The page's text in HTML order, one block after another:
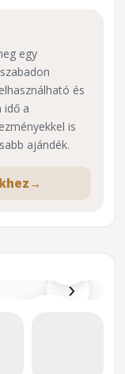
›
⌕
egy
és
idő a
is
ajándék.
→